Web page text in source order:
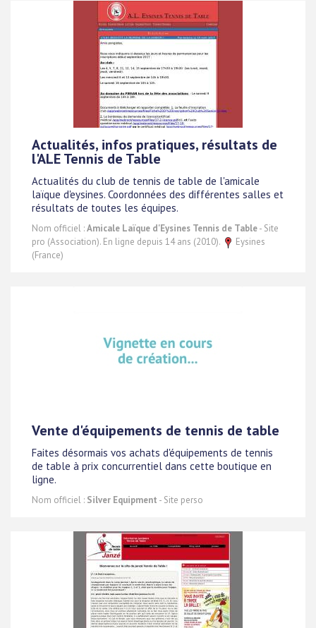
Actualités, infos pratiques, résultats de
l'ALE Tennis de Table
Actualités du club de tennis de table de l'amicale
laïque d'eysines. Coordonnées des différentes salles et
résultats de toutes les équipes.
Nom officiel :Amicale Laïque d'Eysines Tennis de Table- Site
pro (Association). En ligne depuis 14 ans (2010).
Eysines
(France)
Vente d'équipements de tennis de table
Faites désormais vos achats d'équipements de tennis
de table à prix concurrentiel dans cette boutique en
ligne.
Nom officiel : Silver Equipment - Site perso